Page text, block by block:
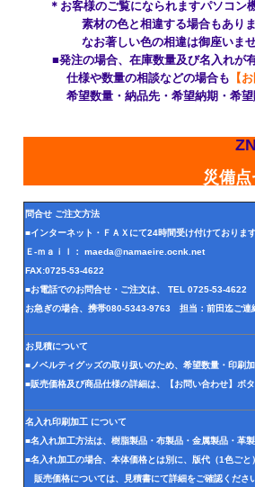
＊お客様のご覧になられますパソコ
素材の色と相違する場合もあります
なお著しい色の相違は御座いません
■発注の場合、在庫数量及び名入れが有
仕様や数量の相談などの場合も 【
希望数量・納品先・希望納期・希望購
災備
問合せ ご注文方法
■インターネット・ＦＡＸにて24時間受け付けております
Ｅ-ｍａｉｌ： maeda@namaeire.ocnk.net
FAX:0725-53-4622
■お電話でのお問合せ・ご注文は、 TEL 0725-53-4622
お急ぎの場合、携帯080-5343-9763 担当：前田迄ご連
お見積について
■ノベルティグッズの取り扱いのため、希望数量・印刷
■販売価格及び商品仕様の詳細は、【お問い合わせ】ボ
名入れ印刷加工 について
■名入れ加工方法は、樹脂製品・布製品・金属製品・革
■名入れ加工の場合、本体価格とは別に、版代（1色ごと
販売価格については、見積書にて詳細をご確認ください